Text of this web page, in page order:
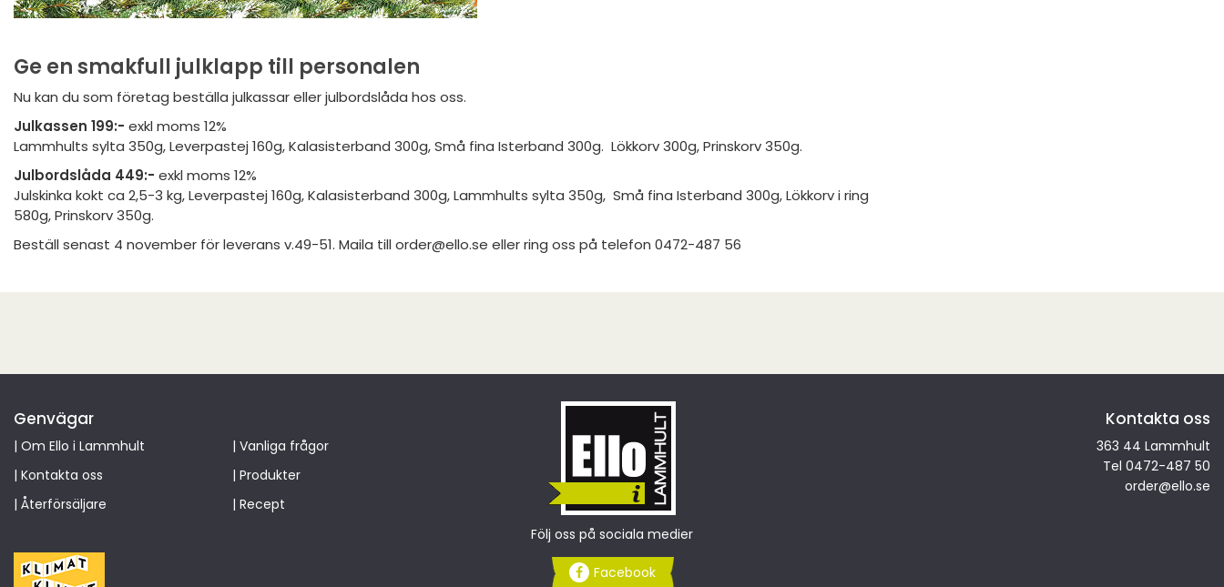
Ge en smakfull julklapp till personalen
Nu kan du som företag beställa julkassar eller julbordslåda hos oss.
Julkassen 199:- exkl moms 12%
Lammhults sylta 350g, Leverpastej 160g, Kalasisterband 300g, Små fina Isterband 300g. Lökkorv 300g, Prinskorv 350g.
Julbordslåda 449:- exkl moms 12%
Julskinka kokt ca 2,5-3 kg, Leverpastej 160g, Kalasisterband 300g, Lammhults sylta 350g, Små fina Isterband 300g, Lökkorv i ring
580g, Prinskorv 350g.
Beställ senast 4 november för leverans v.49-51. Maila till order@ello.se eller ring oss på telefon 0472-487 56
Genvägar
| Om Ello i Lammhult | Vanliga frågor
| Kontakta oss | Produkter
| Återförsäljare | Recept
Följ oss på sociala medier
Facebook
Kontakta oss
363 44 Lammhult
Tel 0472-487 50
order@ello.se